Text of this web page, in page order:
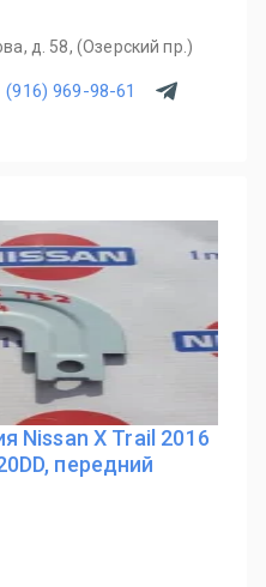
д. 58, (Озерский пр.)
(916) 969-98-61
Nissan X Trail 2016
передний